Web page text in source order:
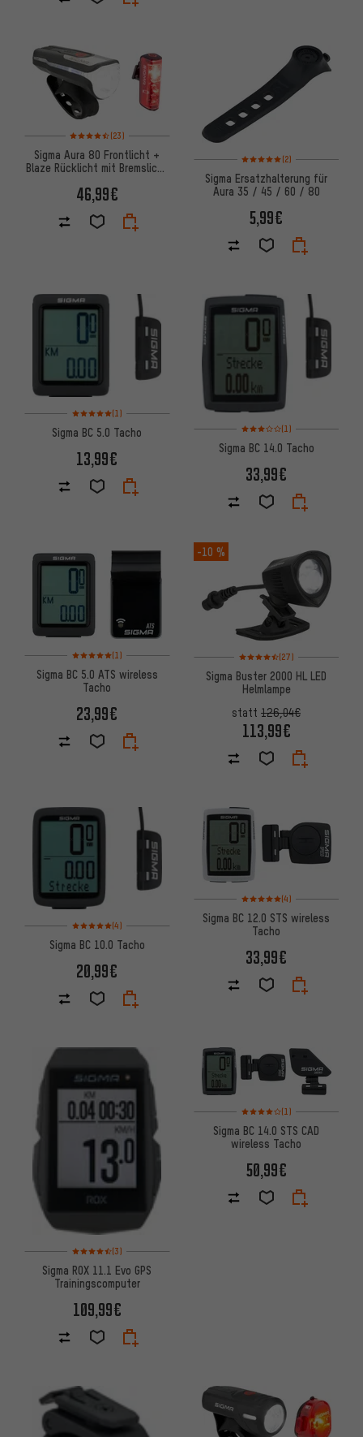
Bewertungen: 4,5 von 5 basierend auf 23 Bewertungen
(23)
Sigma Aura 80 Frontlicht +
Blaze Rücklicht mit Bremslicht
46,99€
Bewertungen: 5 von 5
(2)
Sigma Ersatzhalterung für
Aura 35 / 45 / 60 / 80
5,99€
Bewertungen: 5 von 5 basierend auf 1 Bewertungen
(1)
Sigma BC 5.0 Tacho
13,99€
Bewertungen: 3 von 5
(1)
Sigma BC 14.0 Tacho
33,99€
Bewertungen: 5 von 5 basierend auf 1 Bewertungen
(1)
Sigma BC 5.0 ATS wireless
Tacho
23,99€
-10 %
Bewertungen: 4,5 von 5
(27)
Sigma Buster 2000 HL LED
Helmlampe
statt 126,04€
113,99€
Bewertungen: 5 von 5 basierend auf 4 Bewertungen
(4)
Sigma BC 10.0 Tacho
20,99€
Bewertungen: 5 von 5
(4)
Sigma BC 12.0 STS wireless
Tacho
33,99€
Bewertungen: 4,5 von 5 basierend auf 3 Bewertungen
(3)
Sigma ROX 11.1 Evo GPS
Trainingscomputer
109,99€
Bewertungen: 4 von 5
(1)
Sigma BC 14.0 STS CAD
wireless Tacho
50,99€